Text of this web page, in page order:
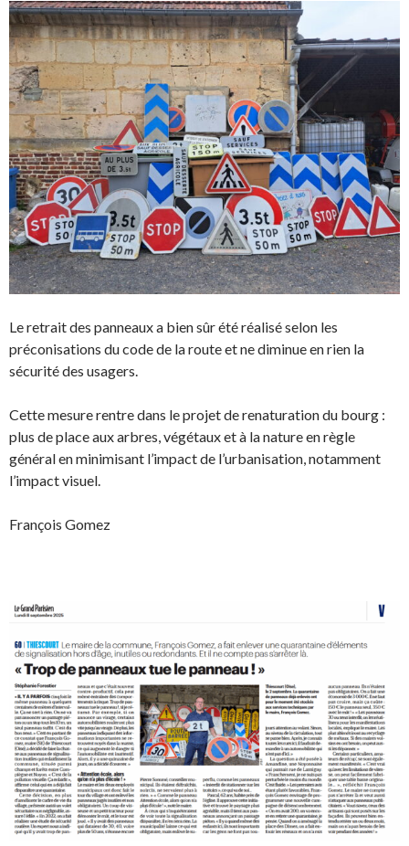
Le retrait des panneaux a bien sûr été réalisé selon les
préconisations du code de la route et ne diminue en rien la
sécurité des usagers.
Cette mesure rentre dans le projet de renaturation du bourg :
plus de place aux arbres, végétaux et à la nature en règle
général en minimisant l’impact de l’urbanisation, notamment
l’impact visuel.
François Gomez